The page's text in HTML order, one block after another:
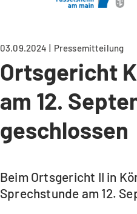
03.09.2024 Pressemitteilung
Ortsgericht
am 12.
geschlossen
Beim Ortsgericht II in
Sprechstunde am 12.